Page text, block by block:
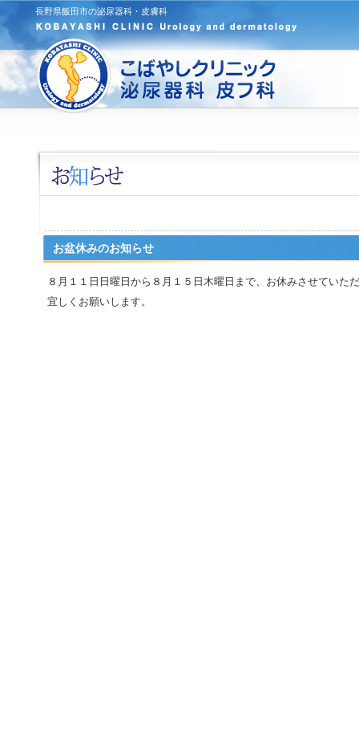
長野県飯田市の泌尿器科・皮膚科
お盆休みのお知らせ
８月１１日日曜日から８月１５日木曜日まで、お休みさせていた
宜しくお願いします。